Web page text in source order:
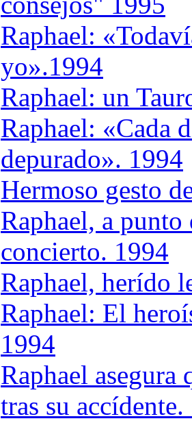
Raphael:
yo».1994
Raphael: un
Raphael: «Cada
depurado». 1994
Hermoso gesto
Raphael, a punto
concierto. 1994
Raphael, herído
Raphael: El
1994
Raphael asegura
tras su